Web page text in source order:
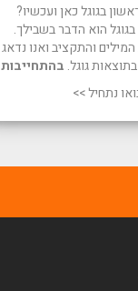
בגוגל כאן ועכשיו?
הוא הדבר בשבילך.
והתקציב ואנו נדאג
גוגל. בהתחייבות
נתחיל >>